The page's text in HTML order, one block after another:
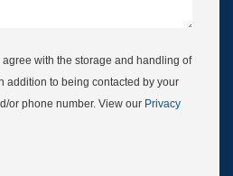
with the storage and handling of
addition to being contacted by your
or phone number. View our Privacy